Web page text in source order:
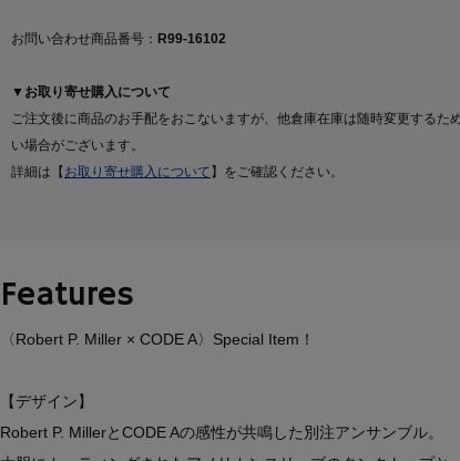
お問い合わせ商品番号： R99-16102
▼お取り寄せ購入について
ご注文後に商品のお手配をおこないますが、他倉庫在庫は随時変更するた
い場合がございます。
詳細は【 お取り寄せ購入について 】をご確認ください。
Features
〈Robert P. Miller × CODE A〉Special Item！
【デザイン】
Robert P. MillerとCODE Aの感性が共鳴した別注アンサンブル。